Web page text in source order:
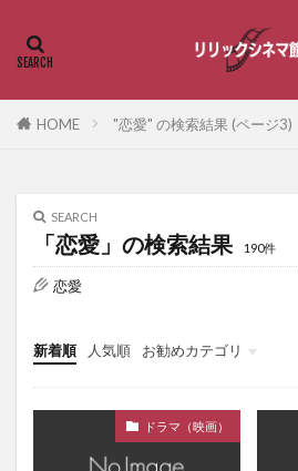
HOME "恋愛" の検索結果 (ページ3)
SEARCH
「恋愛」の検索結果 190件
恋愛
新着順 人気順 お勧めカテゴリ
恋愛・ラブストーリー
ドラマ（映画）